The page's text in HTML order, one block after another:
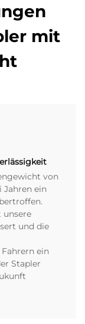
mit
von
Jahren ein
unsere
und die
ein
Stapler